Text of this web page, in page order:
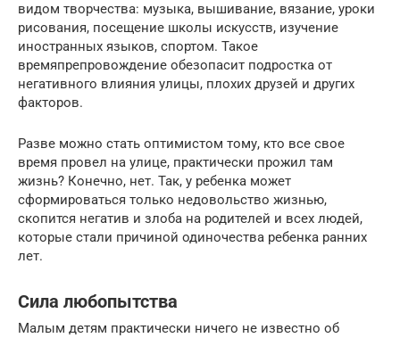
видом творчества: музыка, вышивание, вязание, уроки
рисования, посещение школы искусств, изучение
иностранных языков, спортом. Такое
времяпрепровождение обезопасит подростка от
негативного влияния улицы, плохих друзей и других
факторов.
Разве можно стать оптимистом тому, кто все свое
время провел на улице, практически прожил там
жизнь? Конечно, нет. Так, у ребенка может
сформироваться только недовольство жизнью,
скопится негатив и злоба на родителей и всех людей,
которые стали причиной одиночества ребенка ранних
лет.
Сила любопытства
Малым детям практически ничего не известно об